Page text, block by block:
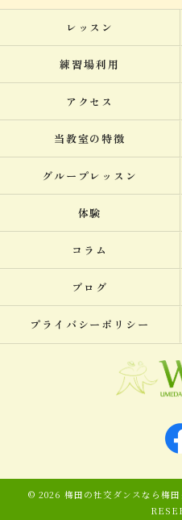
レッスン
練習場利用
アクセス
当教室の特徴
グループレッスン
体験
コラム
ブログ
プライバシーポリシー
© 2026 梅田の社交ダンスなら梅